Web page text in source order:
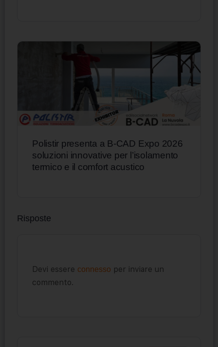
Polistir presenta a B-CAD Expo 2026
soluzioni innovative per l’isolamento
termico e il comfort acustico
Risposte
Devi essere connesso per inviare un
commento.